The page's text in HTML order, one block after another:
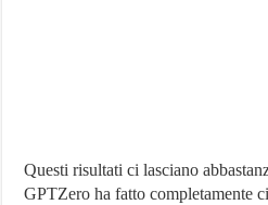
Questi risultati ci lasciano
GPTZero ha fatto completamente